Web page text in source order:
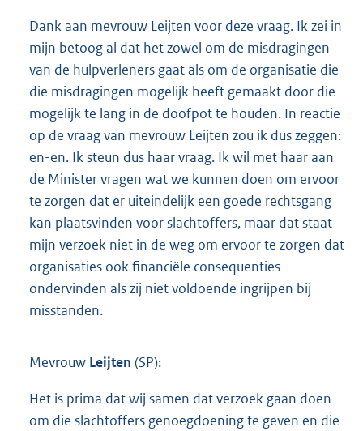
Dank aan mevrouw Leijten voor deze vraag. Ik zei in
mijn betoog al dat het zowel om de misdragingen
van de hulpverleners gaat als om de organisatie die
die misdragingen mogelijk heeft gemaakt door die
mogelijk te lang in de doofpot te houden. In reactie
op de vraag van mevrouw Leijten zou ik dus zeggen:
en-en. Ik steun dus haar vraag. Ik wil met haar aan
de Minister vragen wat we kunnen doen om ervoor
te zorgen dat er uiteindelijk een goede rechtsgang
kan plaatsvinden voor slachtoffers, maar dat staat
mijn verzoek niet in de weg om ervoor te zorgen dat
organisaties ook financiële consequenties
ondervinden als zij niet voldoende ingrijpen bij
misstanden.
Mevrouw Leijten (SP):
Het is prima dat wij samen dat verzoek gaan doen
om die slachtoffers genoegdoening te geven en die